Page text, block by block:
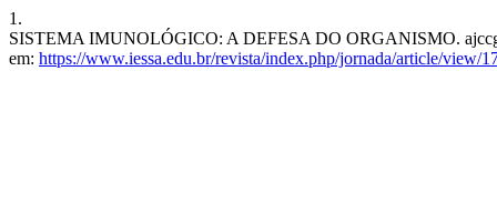
1.
SISTEMA IMUNOLÓGICO: A DEFESA DO ORGANISMO. ajccg
em: https://www.iessa.edu.br/revista/index.php/jornada/article/view/